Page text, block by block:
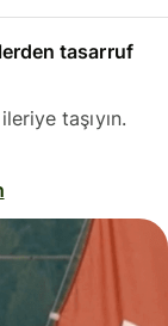
tasarruf
taşıyın.